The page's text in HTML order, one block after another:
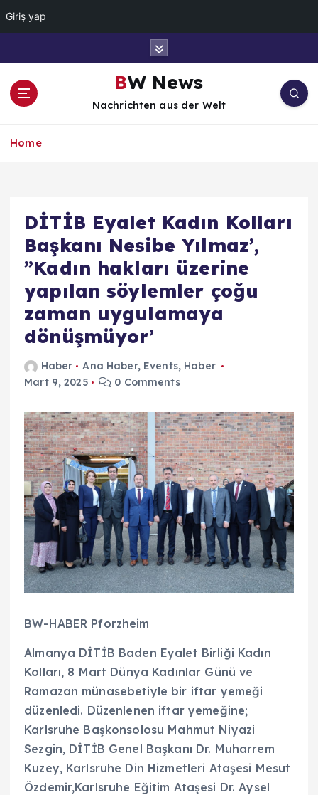
Giriş yap
BW News
Nachrichten aus der Welt
Home
DİTİB Eyalet Kadın Kolları
Başkanı Nesibe Yılmaz’,
”Kadın hakları üzerine
yapılan söylemler çoğu
zaman uygulamaya
dönüşmüyor’
Haber Ana Haber, Events, Haber
Mart 9, 2025
0 Comments
BW-HABER Pforzheim
Almanya DİTİB Baden Eyalet Birliği Kadın
Kolları, 8 Mart Dünya Kadınlar Günü ve
Ramazan münasebetiyle bir iftar yemeği
düzenledi. Düzenlenen iftar yemeğine;
Karlsruhe Başkonsolosu Mahmut Niyazi
Sezgin, DİTİB Genel Başkanı Dr. Muharrem
Kuzey, Karlsruhe Din Hizmetleri Ataşesi Mesut
Özdemir,Karlsruhe Eğitim Ataşesi Dr. Aysel